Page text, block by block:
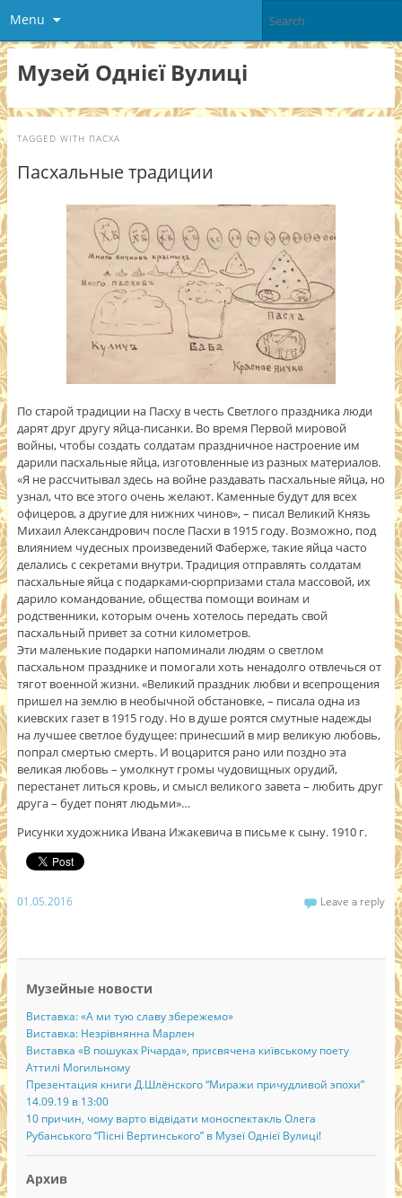
Menu
Музей Однієї Вулиці
TAGGED WITH ПАСХА
Пасхальные традиции
По старой традиции на Пасху в честь Светлого праздника люди
дарят друг другу яйца-писанки. Во время Первой мировой
войны, чтобы создать солдатам праздничное настроение им
дарили пасхальные яйца, изготовленные из разных материалов.
«Я не рассчитывал здесь на войне раздавать пасхальные яйца, но
узнал, что все этого очень желают. Каменные будут для всех
офицеров, а другие для нижних чинов», – писал Великий Князь
Михаил Александрович после Пасхи в 1915 году. Возможно, под
влиянием чудесных произведений Фаберже, такие яйца часто
делались с секретами внутри. Традиция отправлять солдатам
пасхальные яйца с подарками-сюрпризами стала массовой, их
дарило командование, общества помощи воинам и
родственники, которым очень хотелось передать свой
пасхальный привет за сотни километров.
Эти маленькие подарки напоминали людям о светлом
пасхальном празднике и помогали хоть ненадолго отвлечься от
тягот военной жизни. «Великий праздник любви и всепрощения
пришел на землю в необычной обстановке, – писала одна из
киевских газет в 1915 году. Но в душе роятся смутные надежды
на лучшее светлое будущее: принесший в мир великую любовь,
попрал смертью смерть. И воцарится рано или поздно эта
великая любовь – умолкнут громы чудовищных орудий,
перестанет литься кровь, и смысл великого завета – любить друг
друга – будет понят людьми»…
Рисунки художника Ивана Ижакевича в письме к сыну. 1910 г.
01.05.2016 Leave a reply
Музейные новости
Виставка: «А ми тую славу збережемо»
Виставка: Незрівнянна Марлен
Виставка «В пошуках Річарда», присвячена київському поету
Аттилі Могильному
Презентация книги Д.Шлёнского “Миражи причудливой эпохи”
14.09.19 в 13:00
10 причин, чому варто відвідати моноспектакль Олега
Рубанського “Пісні Вертинського” в Музеї Однієї Вулиці!
Архив